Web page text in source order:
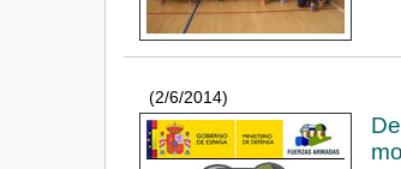
(2/6/2014)